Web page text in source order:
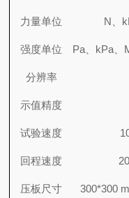
力量单位 N、
强度单位 Pa、kPa、
分辨率
示值精度
试验速度
回程速度
压板尺寸 300*300